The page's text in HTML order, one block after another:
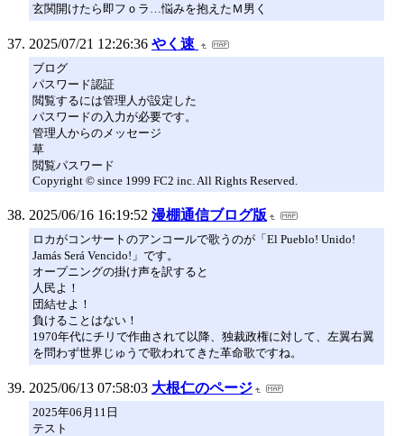
玄関開けたら即フｏラ…悩みを抱えたＭ男く
2025/07/21 12:26:36 やく速
ブログ
パスワード認証
閲覧するには管理人が設定した
パスワードの入力が必要です。
管理人からのメッセージ
草
閲覧パスワード
Copyright © since 1999 FC2 inc. All Rights Reserved.
2025/06/16 16:19:52 漫棚通信ブログ版
ロカがコンサートのアンコールで歌うのが「El Pueblo! Unido!
Jamás Será Vencido!」です。
オープニングの掛け声を訳すると
人民よ！
団結せよ！
負けることはない！
1970年代にチリで作曲されて以降、独裁政権に対して、左翼右翼
を問わず世界じゅうで歌われてきた革命歌ですね。
2025/06/13 07:58:03 大根仁のページ
2025年06月11日
テスト